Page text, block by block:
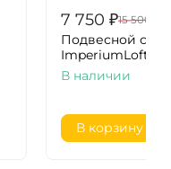
7 750 ₽15 500
Подвесной
ImperiumLoft
В наличии
В корзину